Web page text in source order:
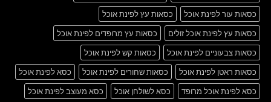
כסאות עור לפינת אוכל
כסאות עץ לפינת אוכל
כסאות עץ לפינת אוכל זולים
כסאות עץ מרופדים לפינת אוכל
כסאות צבעוניים לפינת אוכל
כסאות קש לפינת אוכל
כסאות ראטן לפינת אוכל
כסאות שחורים לפינת אוכל
כסא לפינת אוכל
כסא לפינת אוכל מרופד
כסא לשולחן אוכל
כסא מעוצב לפינת אוכל